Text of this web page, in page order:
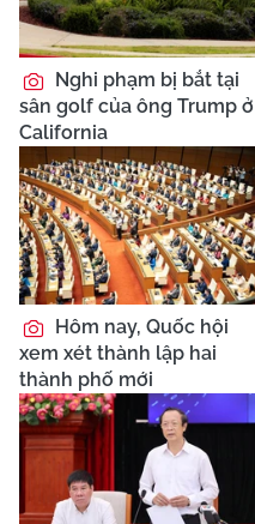
Nghi phạm bị bắt tại
sân golf của ông Trump ở
California
Hôm nay, Quốc hội
xem xét thành lập hai
thành phố mới